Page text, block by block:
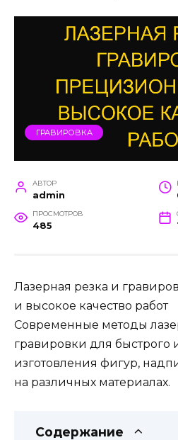
ГРАВИРОВКА
АВТОР
admin
ПРОСМОТРОВ
485
Лазерная резка и
и высокое качество работ
Современные методы
гравировки для быстрого
изготовления фигур,
на различных материалах.
Содержание